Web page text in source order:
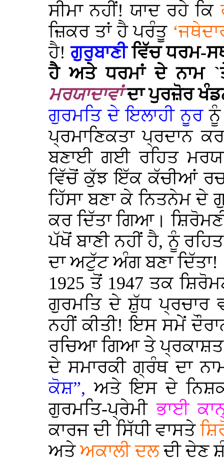
ਸੀਮਾ ਨਹੀਂ! ਯਾਦ ਰਹੇ ਕਿ
ਜ਼ਿਕਰ ਤਾਂ ਹੈ ਪਰੰਤੂ
ਹੈ!ਗੁਰੁਬਾਣੀਵਿੱਚ ਧਰਮ-
ਹੈ ਅਤੇ ਧਰਮਾਂ ਦੇ ਨਾਮ
ਮਰਯਾਦਾਵਾਂਦਾ ਪੁਰਜ਼ੋਰ
ਗੁਰਮਤਿ ਦੇ ਇਲਾਹੀ ਨੂਰਨੂੰ
ਪ੍ਰਮਾਣਿਕਤਾ ਪ੍ਰਦਾਨ
ਬਣਾਈ ਗਈ ਰਹਿਤ
ਵਿੱਚੋਂ ਕੁੱਝ ਇੱਕ ਕੱਚੀਆਂ
ਹਿੱਸਾ ਬਣਾ ਕੇ ਨਿਤਨੇਮ ਦੇ
ਕਰ ਦਿੱਤਾ ਗਿਆ।
ਪੱਖੋਂ ਬਾਣੀ ਨਹੀਂ ਹੈ, ਨੂੰ
ਦਾ ਅਟੁੱਟ ਅੰਗ ਬਣਾ ਦਿੱਤਾ!
1925 ਤੋਂ 1947 ਤਕ
ਗੁਰਮਤਿ ਦੇ ਸ਼ੁੱਧ ਪ੍ਰਚਾਰ
ਨਹੀਂ ਕੀਤੀ! ਇਸ ਸਮੇਂ
ਰਚਿਆ ਗਿਆ ਤੇ
ਦੇ ਸਮਾਰਕੀ ਗ੍ਰੰਥ ਦਾ
ਕੋਸ਼”, ਅਤੇ ਇਸ ਦੇ
ਗੁਰਮਤਿ-ਪ੍ਰੇਮੀਭਾਈ
ਕਾਰਜ ਦੀ ਸਿੱਧੀ ਵਾਸਤੇ
ਅਤੇਅਕਾਲੀ ਦਲਦੀ ਦੇਣ